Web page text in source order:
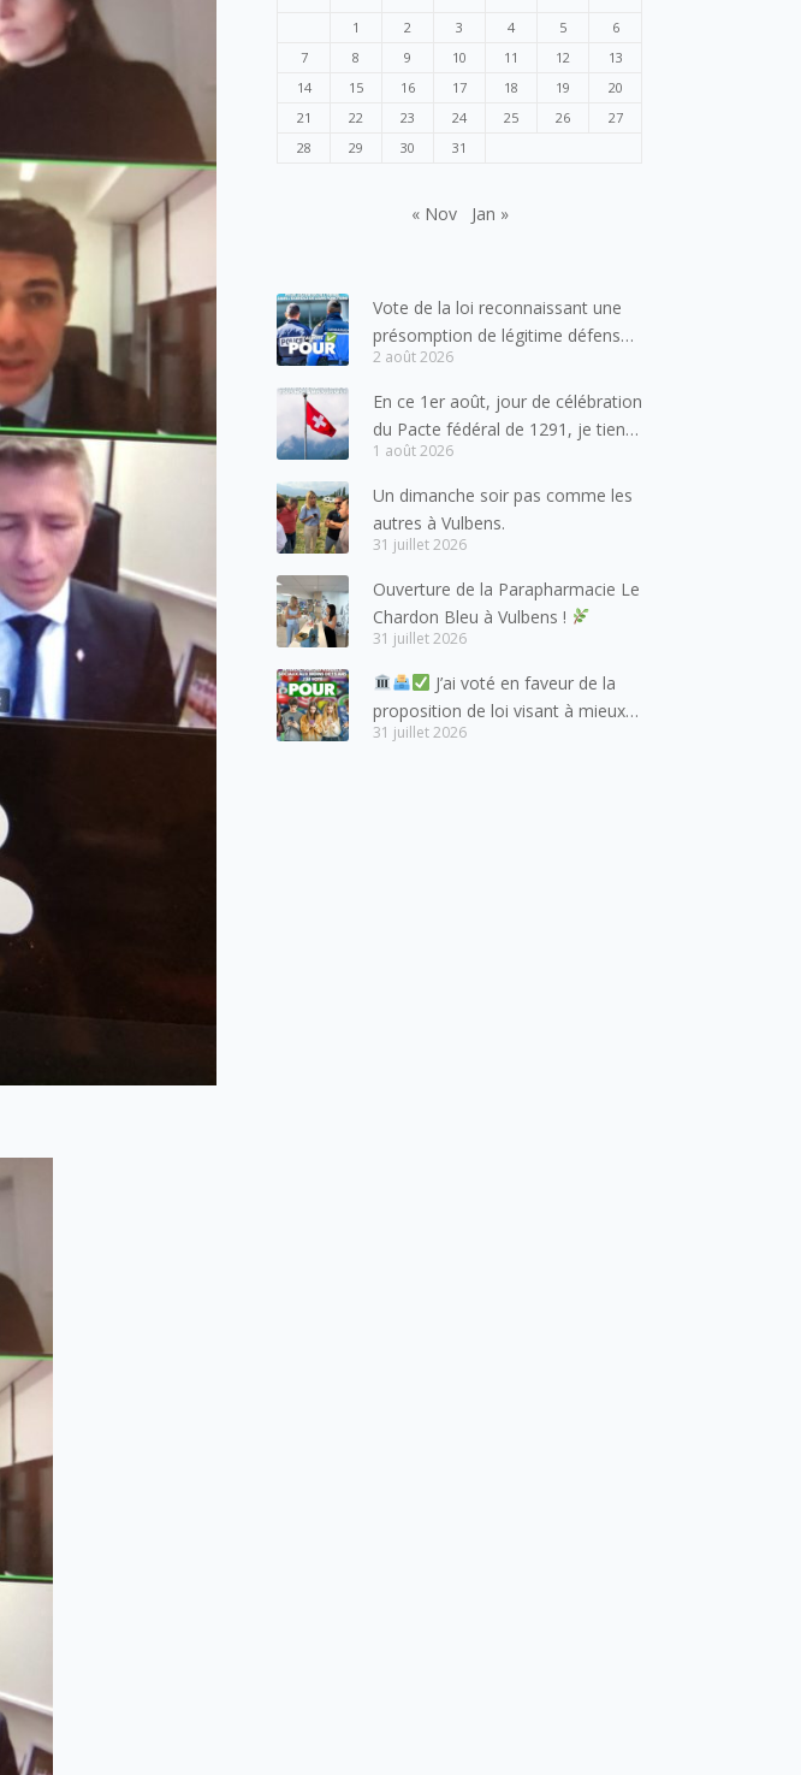
1 2 3 4 5
6
7
8 9 10 11 12
13
14
15 16 17 18 19
20
21
22 23 24 25 26
27
28
29 30 31
« Nov Jan »
Vote de la loi reconnaissant une
présomption de légitime défense
pour les forces de l’ordre
2 août 2026
En ce 1er août, jour de célébration
du Pacte fédéral de 1291, je tiens
à adresser mes meilleures
salutations à nos voisins et amis
suisses, et plus particulièrement
aux habitants du bassin genevois
lesquels la Haute-Savoie
entretient des liens étroits et
quotidiens.
1 août 2026
Un dimanche soir pas comme les
autres à Vulbens.
31 juillet 2026
Ouverture de la Parapharmacie Le
Chardon Bleu à Vulbens !
31 juillet 2026
J’ai voté en faveur de la
proposition de loi visant à mieux
protéger les mineurs des risques
31 juillet 2026